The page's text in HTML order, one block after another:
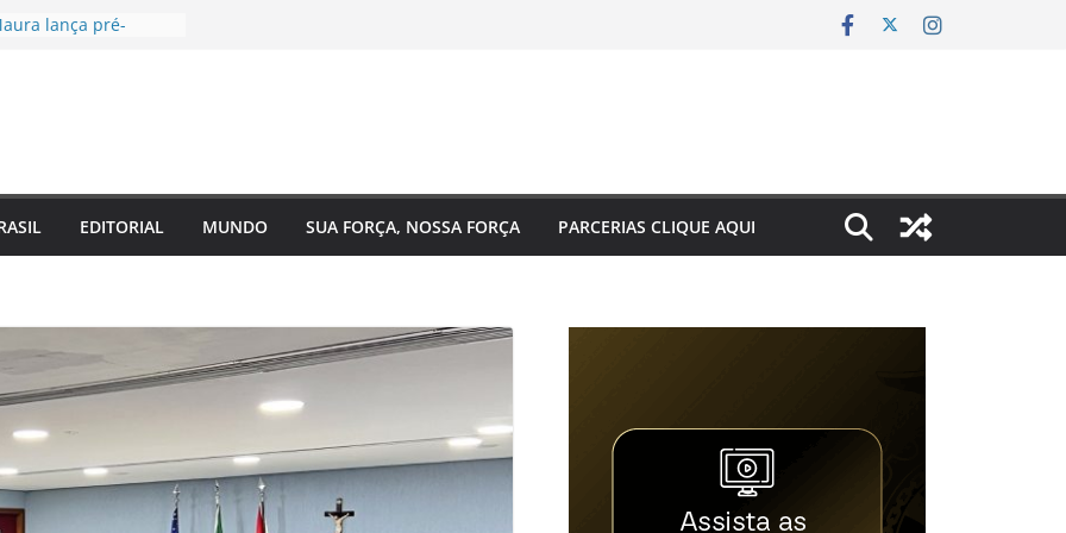
lança pré-
social
EUA e Bélgica
Eixo 2 do Plano
Amazonas e reforça
o
do estado
nas ruas e
à
reforma urgente
ônibus e
em Manaus
EDITORIAL MUNDO SUA FORÇA, NOSSA FORÇA PARCERIAS CLIQUE AQUI